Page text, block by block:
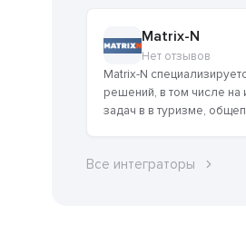
Matrix-N
Нет отзывов
Matrix-N
решений, в том числе
задач в в туризме,
Все интеграторы